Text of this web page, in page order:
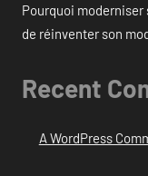
Pourquoi
de réinventer son
Recent
A WordPress